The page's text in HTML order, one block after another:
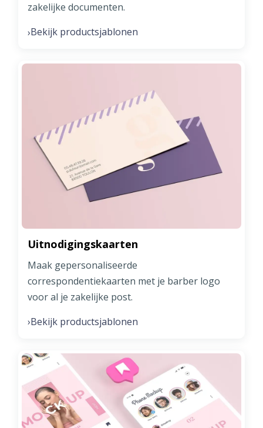
zakelijke documenten.
›Bekijk productsjablonen
Uitnodigingskaarten
Maak gepersonaliseerde
correspondentiekaarten met je barber logo
voor al je zakelijke post.
›Bekijk productsjablonen